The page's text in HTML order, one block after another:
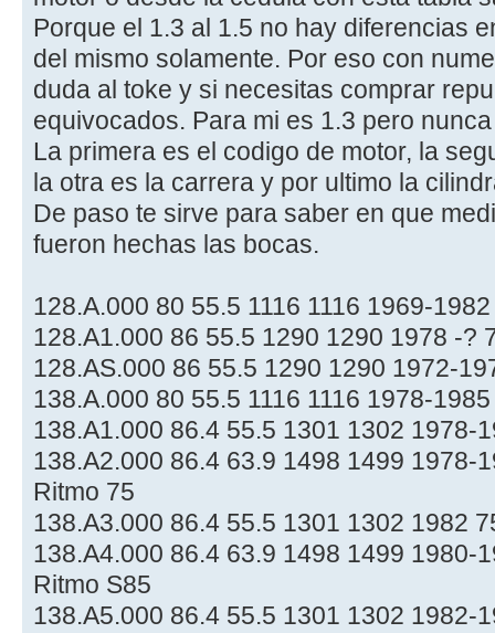
Porque el 1.3 al 1.5 no hay diferencias
del mismo solamente. Por eso con
duda al toke y si necesitas comprar
equivocados. Para mi es 1.3 pero
La primera es el codigo de motor, la
la otra es la carrera y por ultimo la
De paso te sirve para saber en que
fueron hechas las bocas.
128.A.000 80 55.5 1116 1116 1969-
128.A1.000 86 55.5 1290 1290 1978 -?
128.AS.000 86 55.5 1290 1290 1972-
138.A.000 80 55.5 1116 1116 1978-
138.A1.000 86.4 55.5 1301 1302 1978-
138.A2.000 86.4 63.9 1498 1499 1978-
Ritmo 75
138.A3.000 86.4 55.5 1301 1302 1982
138.A4.000 86.4 63.9 1498 1499 1980-
Ritmo S85
138.A5.000 86.4 55.5 1301 1302 1982-